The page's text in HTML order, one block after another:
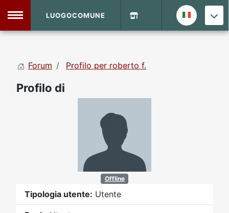
LUOGOCOMUNE
Forum Profilo per roberto f.
Profilo di
Offline
Tipologia utente: Utente